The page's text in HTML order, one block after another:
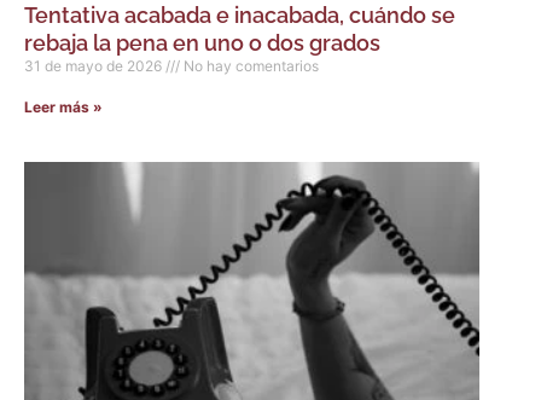
Tentativa acabada e inacabada, cuándo se
rebaja la pena en uno o dos grados
31 de mayo de 2026 No hay comentarios
Leer más »